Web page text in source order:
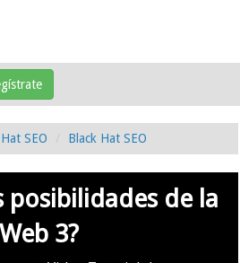
SEO Black Hat SEO
posibilidades de la
Web 3?